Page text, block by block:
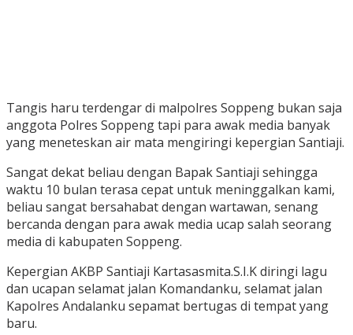
Tangis haru terdengar di malpolres Soppeng bukan saja
anggota Polres Soppeng tapi para awak media banyak
yang meneteskan air mata mengiringi kepergian Santiaji.
Sangat dekat beliau dengan Bapak Santiaji sehingga
waktu 10 bulan terasa cepat untuk meninggalkan kami,
beliau sangat bersahabat dengan wartawan, senang
bercanda dengan para awak media ucap salah seorang
media di kabupaten Soppeng.
Kepergian AKBP Santiaji Kartasasmita.S.I.K diringi lagu
dan ucapan selamat jalan Komandanku, selamat jalan
Kapolres Andalanku sepamat bertugas di tempat yang
baru.